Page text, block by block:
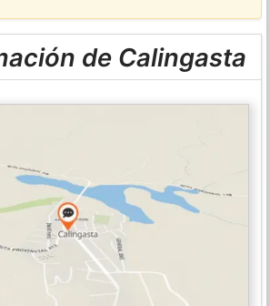
de Calingasta